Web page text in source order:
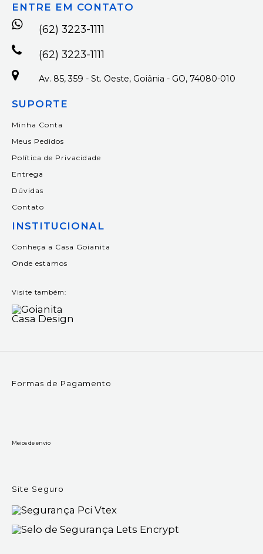
ENTRE EM CONTATO
(62) 3223-1111
(62) 3223-1111
Av. 85, 359 - St. Oeste, Goiânia - GO, 74080-010
SUPORTE
Minha Conta
Meus Pedidos
Política de Privacidade
Entrega
Dúvidas
Contato
INSTITUCIONAL
Conheça a Casa Goianita
Onde estamos
Visite também:
Formas de Pagamento
Meios de envio
Site Seguro